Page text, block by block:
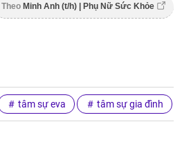
Theo Minh Anh (t/h) | Phụ Nữ Sức Khỏe
tâm sự eva tâm sự gia đình